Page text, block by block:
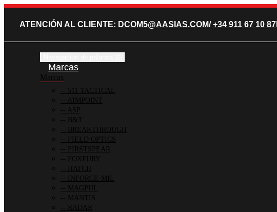
ATENCIÓN AL CLIENTE: DCOM5@AASIAS.COM/+34 911 67 10 87
Marcas
Marcas
511 TACTICAL
AIMPOINT
ASP
B&T
BREAKTHROUGH
FIELD OPTICS
FIRSTSPEAR
FOXFURY
HATCH
INFORCE-MIL
MAGPUL
MANTIS
RADAR